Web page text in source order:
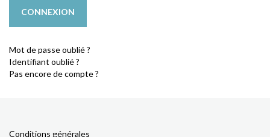
CONNEXION
Mot de passe oublié ?
Identifiant oublié ?
Pas encore de compte ?
Conditions générales